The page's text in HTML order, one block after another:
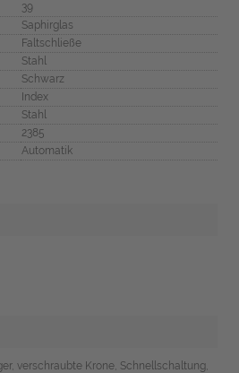
39
Saphirglas
Faltschließe
Stahl
Schwarz
Index
Stahl
2385
Automatik
verschraubte Krone, Schnellschaltung,